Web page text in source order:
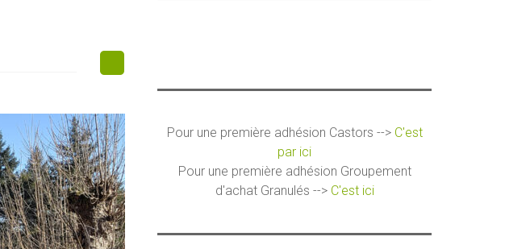
Pour une première adhésion Castors --> C'est
par ici
Pour une première adhésion Groupement
d'achat Granulés --> C'est ici